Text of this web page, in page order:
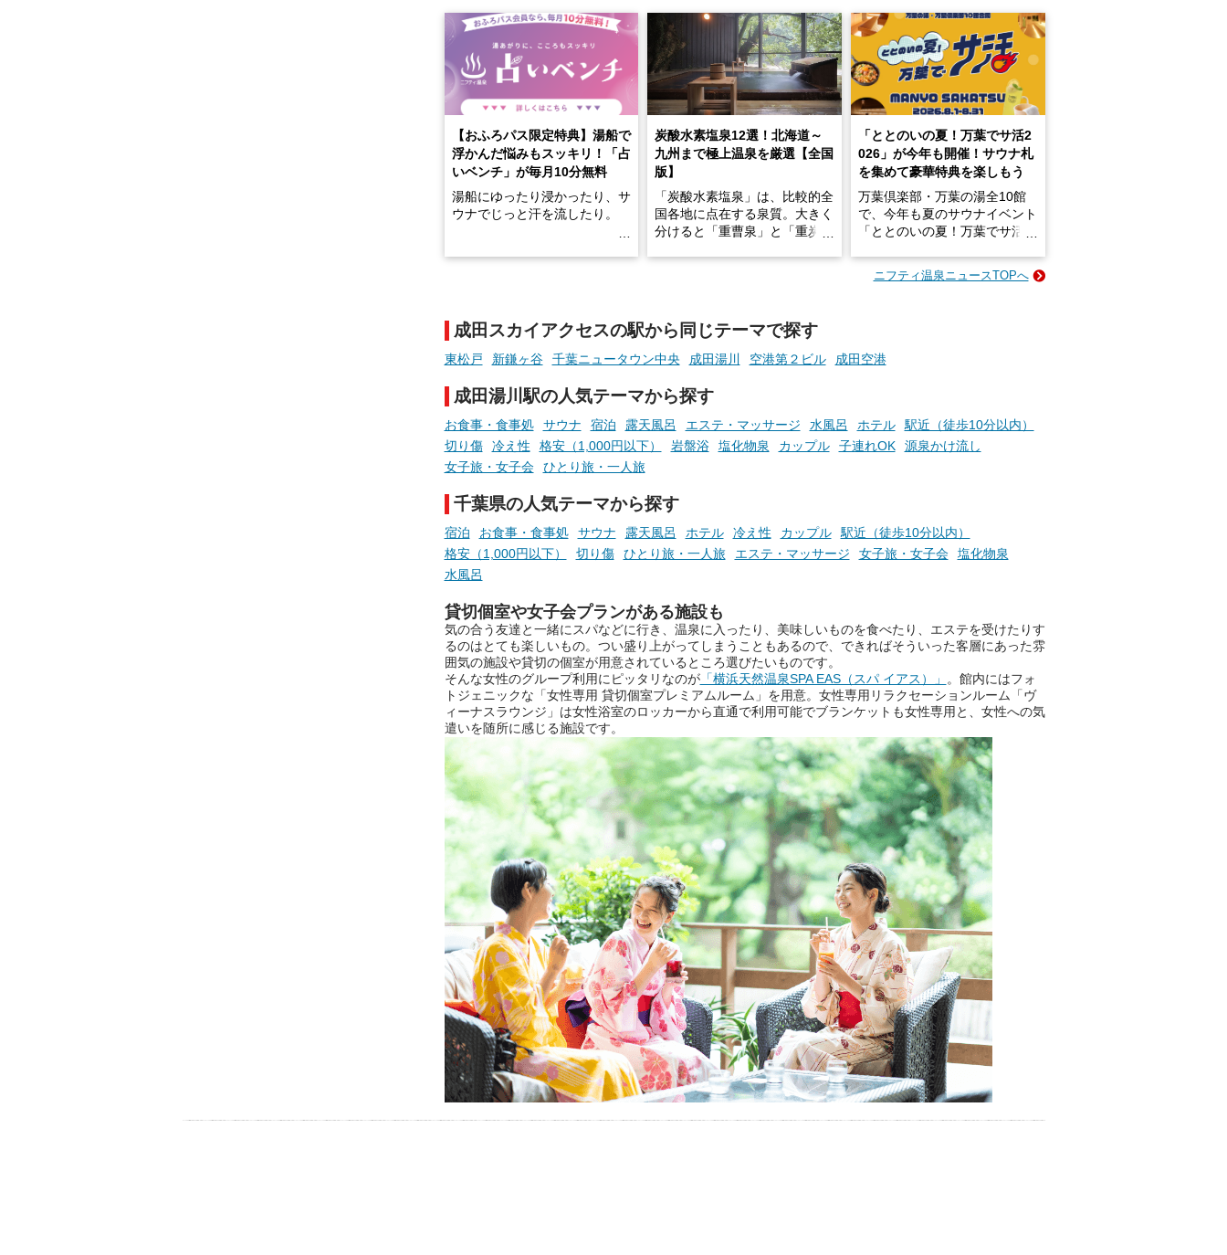
【おふろパス限定特典】湯船で
浮かんだ悩みもスッキリ！「占
いベンチ」が毎月10分無料
湯船にゆったり浸かったり、サ
ウナでじっと汗を流したり。
た「これからのこと」や「ちょ
っとした悩み」が、頭に浮かん
でくることはありませんか？
お風呂でリラックスしているか
らこそ向き合える、大切な自分
の本音。
そんな心のつぶやきを、湯あが
りの温まった心のまま相談でき
たら素敵ですよね。
は、そんなあなたの心のつぶや
きをプロの占い師に相談するこ
とができるサービスです。
おふろパス会員様なら、この特
別なひとときを「毎月10分無
料」でご利用いただけます。
お湯で体がほぐれたら、次は占
い師さんとお話しして、心もほ
ぐしてみませんか？
炭酸水素塩泉12選！北海道～
九州まで極上温泉を厳選【全国
版】
「炭酸水素塩泉」は、比較的全
国各地に点在する泉質。大きく
分けると「重曹泉」と「重炭酸
す。
今回は筆者自ら入浴した中か
ら、日本各地にある炭酸水素塩
泉を12施設セレクト。すべて
日帰り入浴可能で、源泉かけ流
しと泉質の良さにこだわりつ
つ、万人におすすめしたい施設
「ととのいの夏！万葉でサ活2
026」が今年も開催！サウナ札
を集めて豪華特典を楽しもう
万葉倶楽部・万葉の湯全10館
で、今年も夏のサウナイベント
「ととのいの夏！万葉でサ活2
2026年8月1日（土）～8月31
札」を集めることで、オリジナ
ルグッズや無料券などの特典と
さらに、各館ではアロマロウリ
ュやアウフグースなど、サウナ
好きにはたまらない多彩なイベ
───
提供元：万葉倶楽部株式会社
【PR】
ニフティ温泉ニュースTOPへ
成田スカイアクセスの駅から同じテーマで探す
東松戸 新鎌ヶ谷 千葉ニュータウン中央 成田湯川 空港第２ビル 成田空港
成田湯川駅の人気テーマから探す
お食事・食事処 サウナ 宿泊 露天風呂 エステ・マッサージ 水風呂 ホテル
駅近（徒歩10分以内）
切り傷
冷え性 格安（1,000円以下） 岩盤浴 塩化物泉 カップル 子連れOK
源泉かけ流し
女子旅・女子会
ひとり旅・一人旅
千葉県の人気テーマから探す
宿泊 お食事・食事処 サウナ 露天風呂 ホテル 冷え性 カップル
駅近（徒歩10分以内）
格安（1,000円以下）
切り傷 ひとり旅・一人旅 エステ・マッサージ 女子旅・女子会
塩化物泉
水風呂
貸切個室や女子会プランがある施設も
気の合う友達と一緒にスパなどに行き、温泉に入ったり、美味しいものを食べたり、エステを受けたりす
るのはとても楽しいもの。つい盛り上がってしまうこともあるので、できればそういった客層にあった雰
囲気の施設や貸切の個室が用意されているところ選びたいものです。
そんな女性のグループ利用にピッタリなのが「横浜天然温泉SPA EAS（スパ イアス）」 。館内にはフォ
トジェニックな「女性専用 貸切個室プレミアムルーム」を用意。女性専用リラクセーションルーム「ヴ
ィーナスラウンジ」は女性浴室のロッカーから直通で利用可能でブランケットも女性専用と、女性への気
遣いを随所に感じる施設です。